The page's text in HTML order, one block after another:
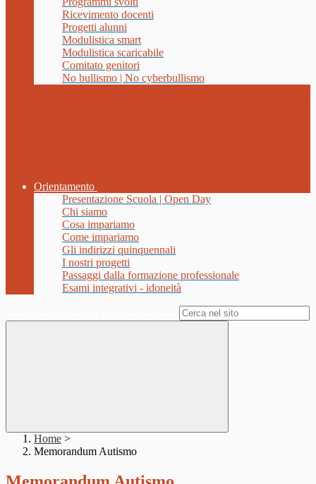
Ricevimento docenti
Progetti alunni
Modulistica smart
Modulistica scaricabile
Comitato genitori
No bullismo | No cyberbullismo
Orientamento
Presentazione Scuola | Open Day
Chi siamo
Cosa impariamo
Come impariamo
Gli indirizzi quinquennali
I nostri progetti
Passaggi dalla formazione professionale
Esami integrativi - idoneità
Home >
Memorandum Autismo